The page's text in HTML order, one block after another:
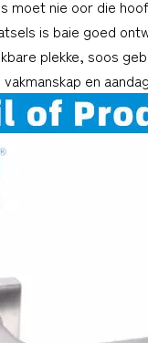
moet nie oor die
is baie goed
plekke, soos
en